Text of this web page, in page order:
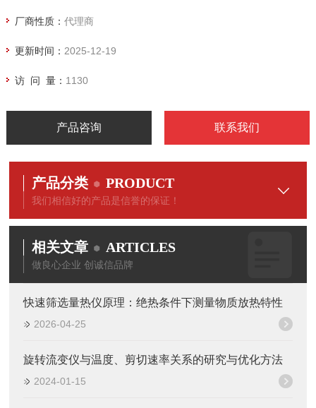
厂商性质： 代理商
更新时间： 2025-12-19
访 问 量： 1130
产品咨询 联系我们
产品分类 PRODUCT
我们相信好的产品是信誉的保证！
相关文章 ARTICLES
做良心企业 创诚信品牌
快速筛选量热仪原理：绝热条件下测量物质放热特性
2026-04-25
旋转流变仪与温度、剪切速率关系的研究与优化方法
2024-01-15